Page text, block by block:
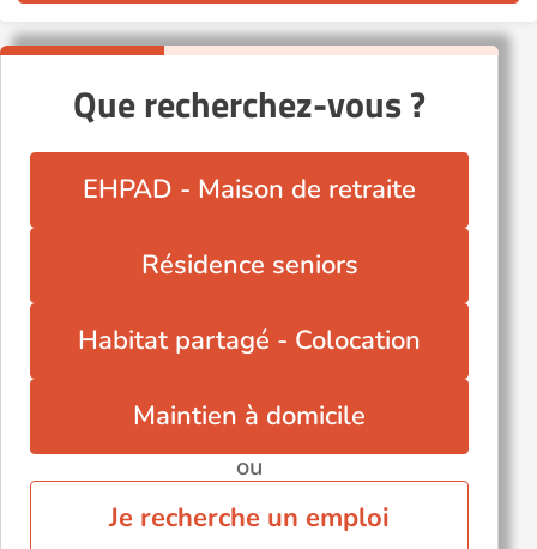
Que recherchez-vous ?
EHPAD - Maison de retraite
Résidence seniors
Habitat partagé - Colocation
Maintien à domicile
ou
Je recherche un emploi